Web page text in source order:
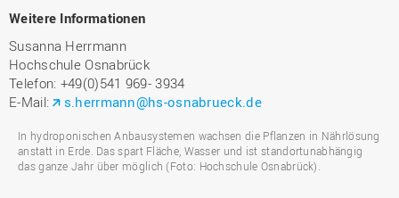
Weitere Informationen
Susanna Herrmann
Hochschule Osnabrück
Telefon: +49(0)541 969- 3934
E-Mail:
s.herrmann@hs-osnabrueck.de
In hydroponischen Anbausystemen wachsen die Pflanzen in Nährlösung
anstatt in Erde. Das spart Fläche, Wasser und ist standortunabhängig
das ganze Jahr über möglich (Foto: Hochschule Osnabrück).